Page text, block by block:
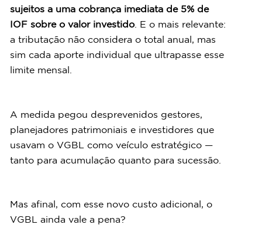
sujeitos a uma cobrança imediata de 5% de
IOF sobre o valor investido. E o mais relevante:
a tributação não considera o total anual, mas
sim cada aporte individual que ultrapasse esse
limite mensal.
A medida pegou desprevenidos gestores,
planejadores patrimoniais e investidores que
usavam o VGBL como veículo estratégico —
tanto para acumulação quanto para sucessão.
Mas afinal, com esse novo custo adicional, o
VGBL ainda vale a pena?